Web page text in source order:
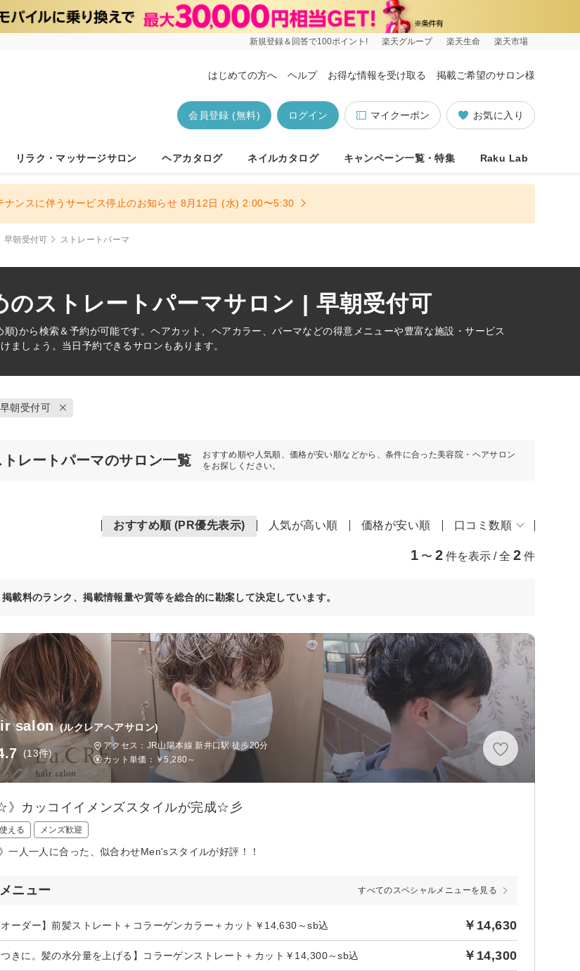
新規登録＆回答で100ポイント! 楽天グループ 楽天生命 楽天市場
はじめての方へ ヘルプ お得な情報を受け取る 掲載ご希望のサロン様
お気に入り
マイクーポン
ログイン
会員登録 (無料)
リラク・マッサージサロン ヘアカタログ ネイルカタログ キャンペーン一覧・特集 Raku Lab
ナンスに伴うサービス停止のお知らせ 8月12日 (水) 2:00〜5:30
早朝受付可 ストレートパーマ
のストレートパーマサロン | 早朝受付可
順)から検索＆予約が可能です。ヘアカット、ヘアカラー、パーマなどの得意メニューや豊富な施設・サービス
ましょう。当日予約できるサロンもあります。
早朝受付可
レートパーマのサロン一覧
おすすめ順や人気順、価格が安い順などから、条件に合った美容院・ヘアサロン
をお探しください。
おすすめ順 (PR優先表示) 人気が高い順 価格が安い順 口コミ数順
1 〜 2 件を表示 / 全 2 件
載料のランク、掲載情報量や質等を総合的に勘案して決定しています。
salon (ルクレアヘアサロン)
(13件)
アクセス：JR山陽本線 新井口駅 徒歩20分
カット単価： ￥5,280～
》カッコイイメンズスタイルが完成☆彡
える メンズ歓迎
一人一人に合った、似合わせMen'sスタイルが好評！！
ニュー すべてのスペシャルメニューを見る
オーダー】前髪ストレート＋コラーゲンカラー＋カット￥14,630～sb込 ￥14,630
つきに。髪の水分量を上げる】コラーゲンストレート＋カット￥14,300～sb込 ￥14,300